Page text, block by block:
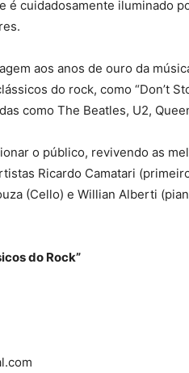
é cuidadosamente iluminado
aos anos de ouro da
do rock, como “Don’t
como The Beatles, U2,
o público, revivendo as
Ricardo Camatari
(Cello) e Willian Alberti
do Rock”